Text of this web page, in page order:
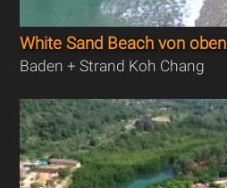
White Sand Beach von oben
Baden + Strand Koh Chang